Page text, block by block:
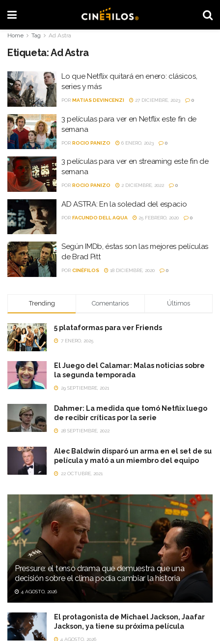
Home Tag Ad Astra
Etiqueta:Ad Astra
Lo que Netflix quitará en enero: clásicos,
series y más
POR MATIAS DEVINCENZI 27 DICIEMBRE, 2023 0
3 películas para ver en Netflix este fin de
semana
POR ROCIO PANIZO 6 ENERO, 2023 0
3 películas para ver en streaming este fin de
semana
POR ROCIO PANIZO 2 DICIEMBRE, 2022 0
AD ASTRA: En la soledad del espacio
POR FACUNDO DELL AQUA 25 FEBRERO, 2020 0
Según IMDb, éstas son las mejores películas
de Brad Pitt
POR CINÉFILOS 18 DICIEMBRE, 2020 0
Trending Comentarios Últimos
5 plataformas para ver Friends
7 ENERO, 2025
El Juego del Calamar: Malas noticias sobre
la segunda temporada
29 SEPTIEMBRE, 2021
Dahmer: La medida que tomó Netflix luego
de recibir críticas por la serie
28 SEPTIEMBRE, 2022
Alec Baldwin disparó un arma en el set de su
película y mató a un miembro del equipo
22 OCTUBRE, 2021
Pressure: el tenso drama que demuestra que una
decisión sobre el clima podía cambiar la historia
4 AGOSTO, 2026
El protagonista de Michael Jackson, Jaafar
Jackson, ya tiene su próxima película
4 AGOSTO, 2026